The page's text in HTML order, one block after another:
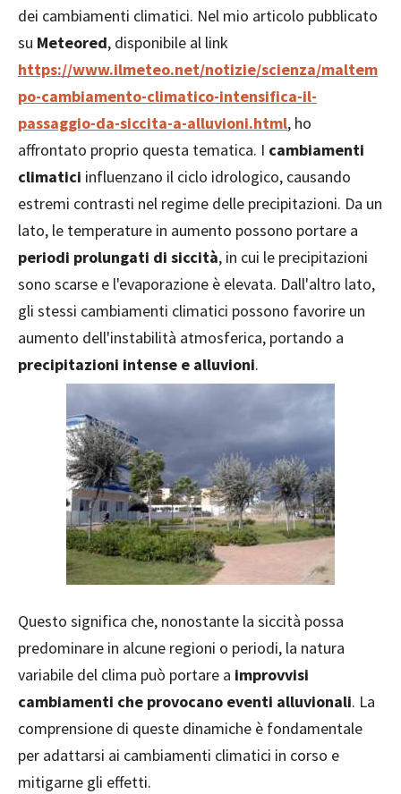
dei cambiamenti climatici. Nel mio articolo pubblicato
su Meteored, disponibile al link
https://www.ilmeteo.net/notizie/scienza/maltem
po-cambiamento-climatico-intensifica-il-
passaggio-da-siccita-a-alluvioni.html, ho
affrontato proprio questa tematica. I cambiamenti
climatici influenzano il ciclo idrologico, causando
estremi contrasti nel regime delle precipitazioni. Da un
lato, le temperature in aumento possono portare a
periodi prolungati di siccità, in cui le precipitazioni
sono scarse e l'evaporazione è elevata. Dall'altro lato,
gli stessi cambiamenti climatici possono favorire un
aumento dell'instabilità atmosferica, portando a
precipitazioni intense e alluvioni.
Questo significa che, nonostante la siccità possa
predominare in alcune regioni o periodi, la natura
variabile del clima può portare a improvvisi
cambiamenti che provocano eventi alluvionali. La
comprensione di queste dinamiche è fondamentale
per adattarsi ai cambiamenti climatici in corso e
mitigarne gli effetti.